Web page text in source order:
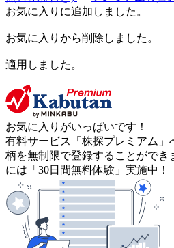
お気に入りに追加しました。
お気に入りから削除しました。
適用しました。
お気に入りがいっぱいです！
有料サービス「株探プレミアム
柄を無制限で登録することができ
には「30日間無料体験」実施中！